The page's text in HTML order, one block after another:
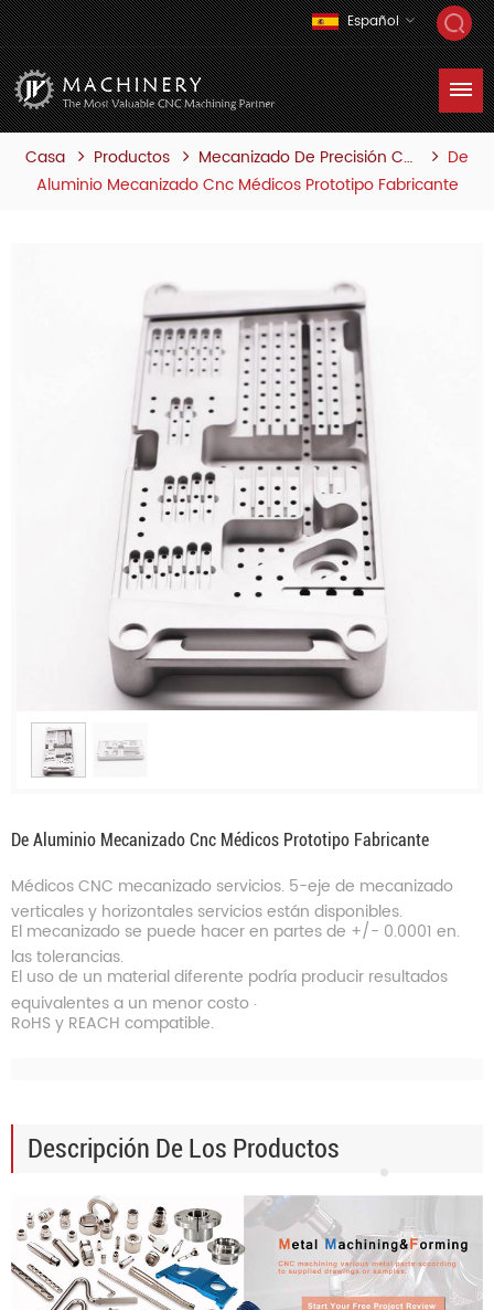
Español
Casa Productos Mecanizado De Precisión Cnc
De
Aluminio Mecanizado Cnc Médicos Prototipo Fabricante
De Aluminio Mecanizado Cnc Médicos Prototipo Fabricante
Médicos CNC mecanizado servicios. 5-eje de mecanizado
verticales y horizontales servicios están disponibles.
El mecanizado se puede hacer en partes de +/- 0.0001 en.
las tolerancias.
El uso de un material diferente podría producir resultados
equivalentes a un menor costo .
RoHS y REACH compatible.
Descripción De Los Productos